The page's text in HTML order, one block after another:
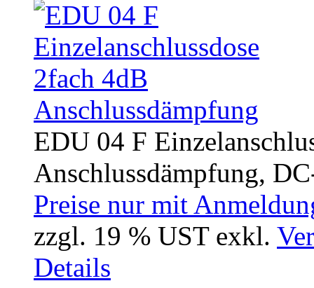
EDU 04 F
Anschlussdämpfung,
Preise nur mit
zzgl. 19 % UST exkl.
Details